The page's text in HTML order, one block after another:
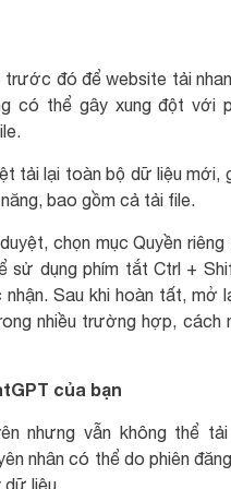
đó để website tải
có thể gây xung đột với
tải lại toàn bộ dữ liệu mới,
bao gồm cả tải file.
chọn mục Quyền
sử dụng phím tắt Ctrl +
Sau khi hoàn tất, mở
nhiều trường hợp, cách
của bạn
nhưng vẫn không thể
nhân có thể do phiên
liệu.